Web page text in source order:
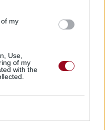
my
Use,
of my
with the